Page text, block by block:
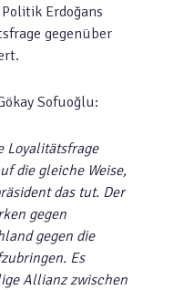
Erdoğans
gegenüber
Sofuoğlu:
Loyalitätsfrage
die gleiche Weise,
das tut. Der
gegen
gegen die
Es
Allianz zwischen